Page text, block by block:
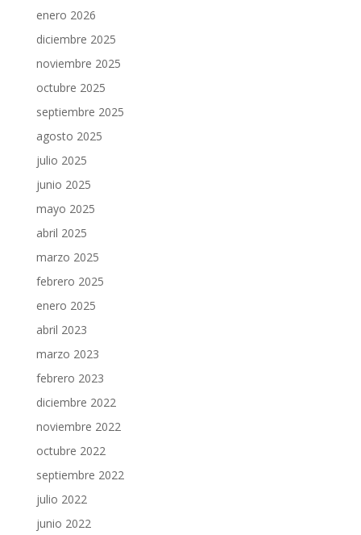
enero 2026
diciembre 2025
noviembre 2025
octubre 2025
septiembre 2025
agosto 2025
julio 2025
junio 2025
mayo 2025
abril 2025
marzo 2025
febrero 2025
enero 2025
abril 2023
marzo 2023
febrero 2023
diciembre 2022
noviembre 2022
octubre 2022
septiembre 2022
julio 2022
junio 2022